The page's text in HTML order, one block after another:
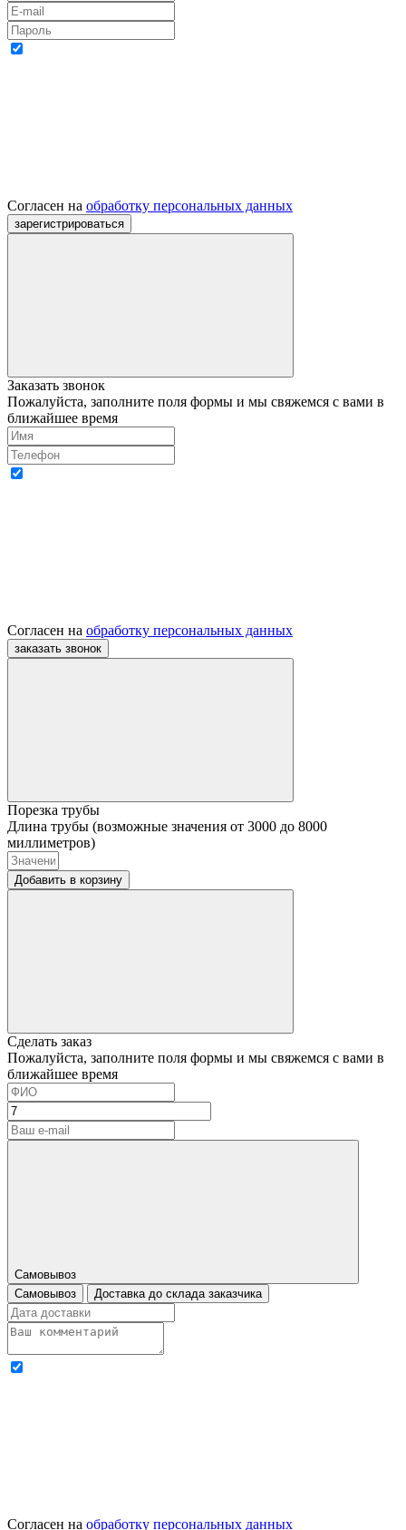
Согласен на обработку персональных данных
Заказать звонок
Пожалуйста, заполните поля формы и мы свяжемся с вами в
ближайшее время
Согласен на обработку персональных данных
Порезка трубы
Длина трубы (возможные значения от 3000 до 8000
миллиметров)
Добавить в корзину
Сделать заказ
Пожалуйста, заполните поля формы и мы свяжемся с вами в
ближайшее время
Самовывоз
Самовывоз
Доставка до склада заказчика
Согласен на обработку персональных данных